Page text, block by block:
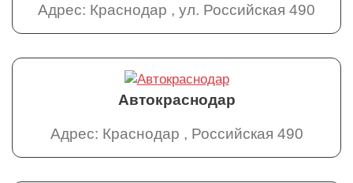
Адрес: Краснодар , ул. Российская 490
Автокраснодар
Адрес: Краснодар , Российская 490